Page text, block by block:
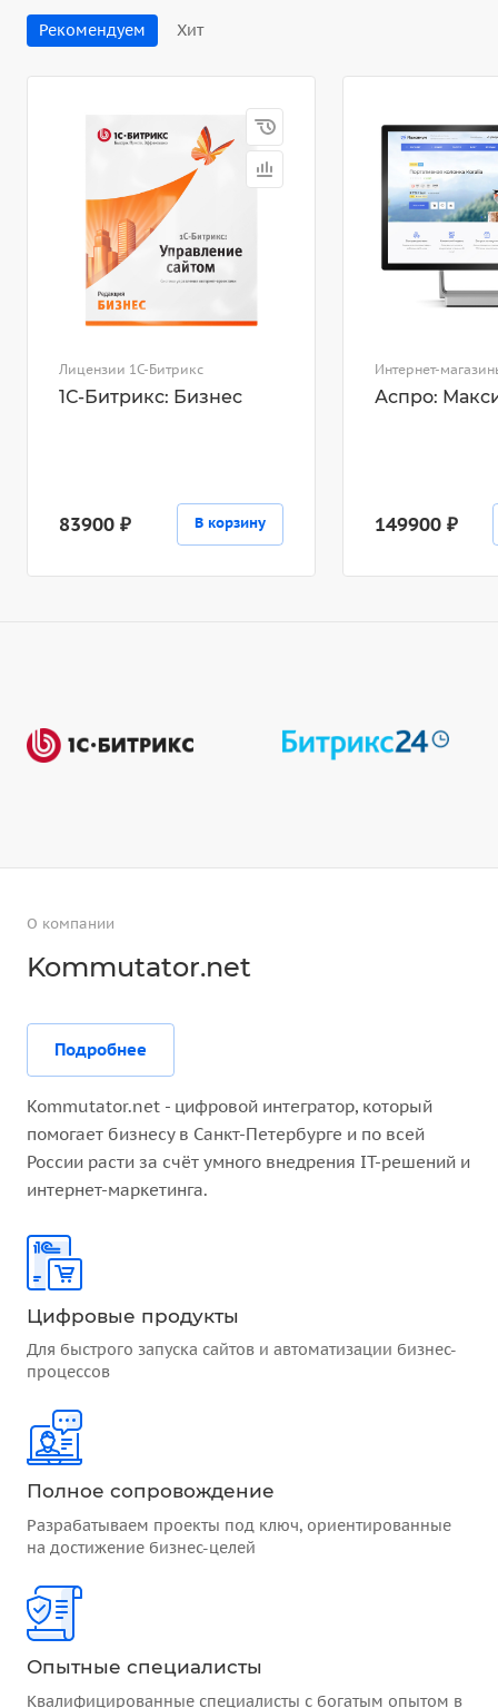
Рекомендуем Хит
Лицензии 1С-Битрикс
1С-Битрикс: Бизнес
83900 ₽ В корзину
Интернет-
Аспро:
149900 ₽
О компании
Kommutator.net
Подробнее
Kommutator.net - цифровой интегратор, который
помогает бизнесу в Санкт-Петербурге и по всей
России расти за счёт умного внедрения IT-решений и
интернет-маркетинга.
Цифровые продукты
Для быстрого запуска сайтов и автоматизации бизнес-
процессов
Полное сопровождение
Разрабатываем проекты под ключ, ориентированные
на достижение бизнес-целей
Опытные специалисты
Квалифицированные специалисты с богатым опытом в